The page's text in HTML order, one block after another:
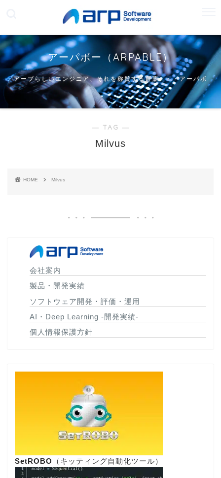
アーパボー（ARPABLE）
アープらしいエンジニア、それを称賛する言葉・・・アーパボ
ー
― TAG ―
Milvus
HOME Milvus
会社案内
製品・開発実績
ソフトウェア開発・評価・運用
AI・Deep Learning -開発実績-
個人情報保護方針
SetROBO （キッティング自動化ツール）